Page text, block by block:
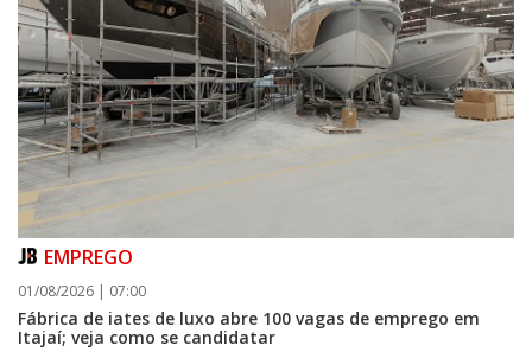
EMPREGO
01/08/2026 | 07:00
Fábrica de iates de luxo abre 100 vagas de emprego em
Itajaí; veja como se candidatar